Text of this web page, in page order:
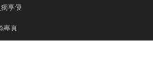
享優
專頁